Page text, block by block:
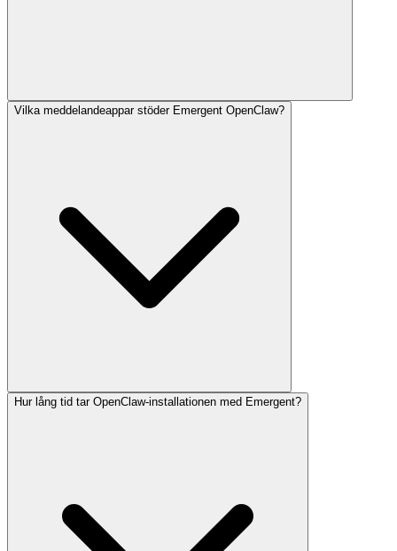
Vilka meddelandeappar stöder Emergent OpenClaw?
Hur lång tid tar OpenClaw-installationen med Emergent?